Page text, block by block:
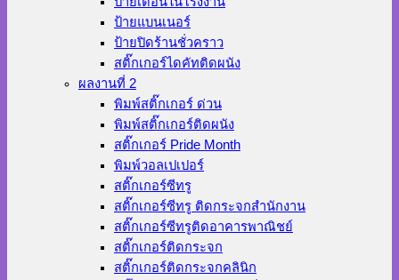
ป้ายแบนเนอร์
ป้ายปิดร้านชั่วคราว
สติ๊กเกอร์ไดคัทติดผนัง
ผลงานที่ 2
พิมพ์สติ๊กเกอร์ ด่วน
พิมพ์สติ๊กเกอร์ติดผนัง
สติ๊กเกอร์ Pride Month
พิมพ์วอลเปเปอร์
สติ๊กเกอร์ซีทรู
สติ๊กเกอร์ซีทรู ติดกระจกสำนักงาน
สติ๊กเกอร์ซีทรูติดอาคารพาณิชย์
สติ๊กเกอร์ติดกระจก
สติ๊กเกอร์ติดกระจกคลินิก